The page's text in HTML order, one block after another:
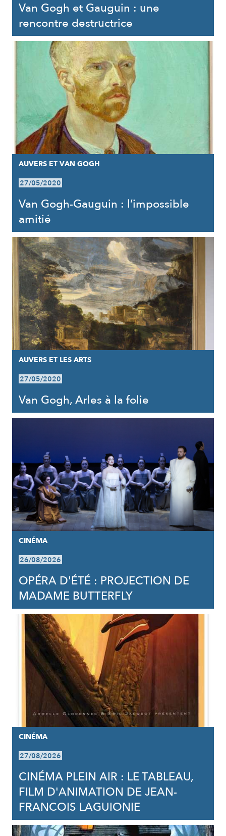
Van Gogh et Gauguin : une
rencontre destructrice
AUVERS ET VAN GOGH
27/05/2020
Van Gogh-Gauguin : l’impossible
amitié
AUVERS ET LES ARTS
27/05/2020
Van Gogh, Arles à la folie
CINÉMA
26/08/2026
OPÉRA D'ÉTÉ : PROJECTION DE
MADAME BUTTERFLY
CINÉMA
27/08/2026
CINÉMA PLEIN AIR : LE TABLEAU,
FILM D'ANIMATION DE JEAN-
FRANCOIS LAGUIONIE